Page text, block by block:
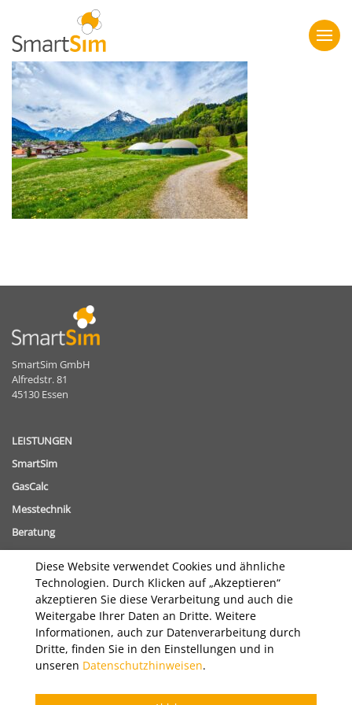
SmartSim GmbH
Alfredstr. 81
45130 Essen
LEISTUNGEN
SmartSim
GasCalc
Messtechnik
Beratung
THEMEN
Gasbeschaffenheitsverfolgung
Digitalisierung im Energiebereich
UNTERNEHMEN
HIGHLIGHTS & PROJEKTE
KARRIERE
Diese Website verwendet Cookies und ähnliche
Technologien. Durch Klicken auf „Akzeptieren“
akzeptieren Sie diese Verarbeitung und auch die
Weitergabe Ihrer Daten an Dritte. Weitere
Informationen, auch zur Datenverarbeitung durch
Dritte, finden Sie in den Einstellungen und in
unseren Datenschutzhinweisen.